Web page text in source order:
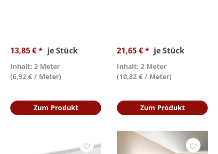
13,85 € * je Stück
Inhalt: 2 Meter
(6,92 € / Meter)
Zum Produkt
21,65 € * je Stück
Inhalt: 2 Meter
(10,82 € / Meter)
Zum Produkt